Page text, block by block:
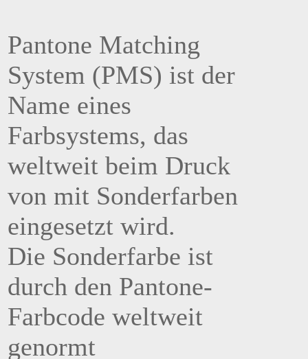
Pantone Matching
System (PMS) ist der
Name eines
Farbsystems, das
weltweit beim Druck
von mit Sonderfarben
eingesetzt wird.
Die Sonderfarbe ist
durch den Pantone-
Farbcode weltweit
genormt